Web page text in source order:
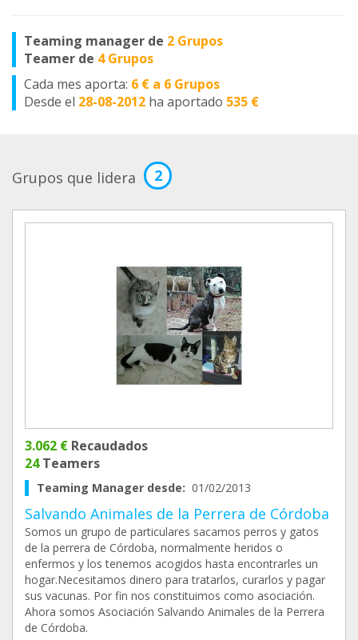
Teaming manager de 2 Grupos
Teamer de 4 Grupos
Cada mes aporta: 6 € a 6 Grupos
Desde el 28-08-2012 ha aportado 535 €
Grupos que lidera 2
3.062 € Recaudados
24Teamers
Teaming Manager desde: 01/02/2013
Salvando Animales de la Perrera de Córdoba
Somos un grupo de particulares sacamos perros y gatos
de la perrera de Córdoba, normalmente heridos o
enfermos y los tenemos acogidos hasta encontrarles un
hogar.Necesitamos dinero para tratarlos, curarlos y pagar
sus vacunas. Por fin nos constituimos como asociación.
Ahora somos Asociación Salvando Animales de la Perrera
de Córdoba.